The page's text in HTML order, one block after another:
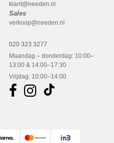
klant@needen.nl
Sales
verkoop@needen.nl
020 323 3277
Maandag – donderdag: 10:00–
13:00 & 14:00–17:30
Vrijdag: 10:00–14:00